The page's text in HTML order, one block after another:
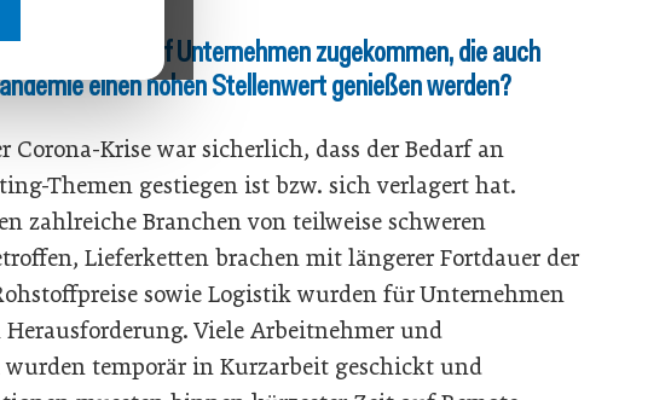
Corona auf Unternehmen zugekommen, die auch
einen hohen Stellenwert genießen werden?
Corona-Krise war sicherlich, dass der Bedarf an
Themen gestiegen ist bzw. sich verlagert hat.
zahlreiche Branchen von teilweise schweren
Lieferketten brachen mit längerer Fortdauer der
sowie Logistik wurden für Unternehmen
Viele Arbeitnehmer und
temporär in Kurzarbeit geschickt und